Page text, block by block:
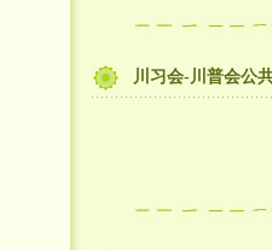
川习会-川普会公